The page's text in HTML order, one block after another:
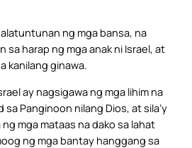
ng mga bansa, na
sa harap ng mga anak ni Israel, at
kanilang ginawa.
ay nagsigawa ng mga lihim na
Panginoon nilang Dios, at sila’y
mga mataas na dako sa lahat
ng mga bantay hanggang sa